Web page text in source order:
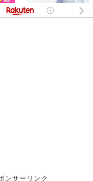
ンサーリンク